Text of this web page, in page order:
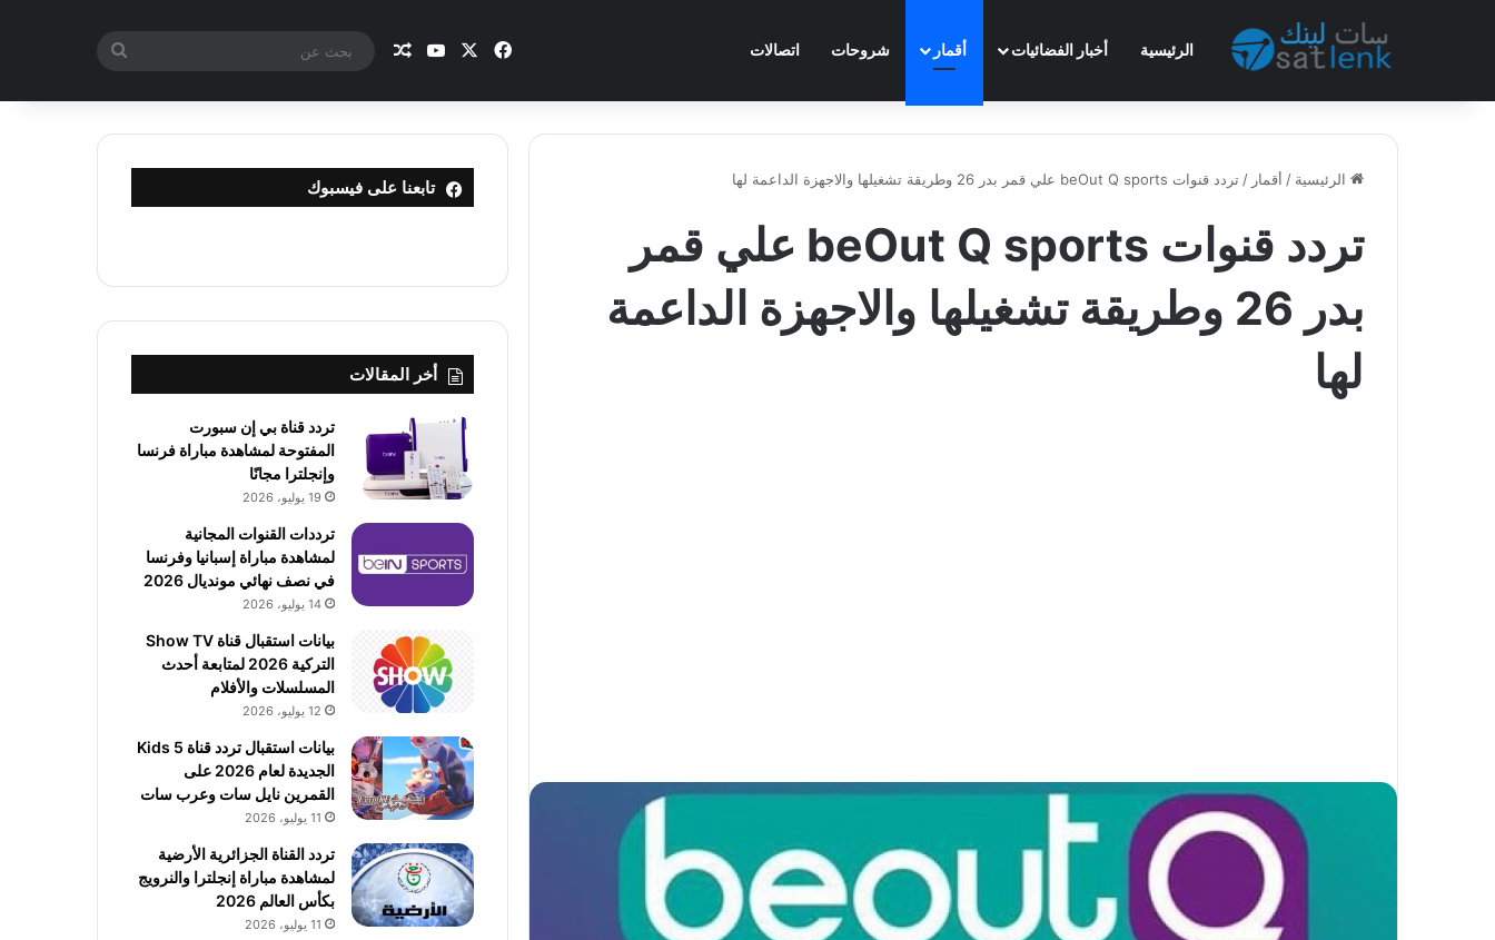
الرئيسية أخبار الفضائيات أقمار شروحات اتصالات فيسبوك يوتيوب مقال عشوائي
الرئيسية / أقمار / تردد قنوات beOut Q sports علي قمر بدر 26 وطريقة تشغيلها والاجهزة الداعمة لها
تردد قنوات beOut Q sports علي قمر
بدر 26 وطريقة تشغيلها والاجهزة الداعمة
لها
تابعنا على فيسبوك
أخر المقالات
تردد قناة بي إن سبورت
المفتوحة لمشاهدة مباراة فرنسا
وإنجلترا مجانًا
19 يوليو، 2026
ترددات القنوات المجانية
لمشاهدة مباراة إسبانيا وفرنسا
في نصف نهائي مونديال 2026
14 يوليو، 2026
بيانات استقبال قناة Show TV
التركية 2026 لمتابعة أحدث
المسلسلات والأفلام
12 يوليو، 2026
بيانات استقبال تردد قناة 5 Kids
الجديدة لعام 2026 على
القمرين نايل سات وعرب سات
11 يوليو، 2026
تردد القناة الجزائرية الأرضية
لمشاهدة مباراة إنجلترا والنرويج
بكأس العالم 2026
11 يوليو، 2026